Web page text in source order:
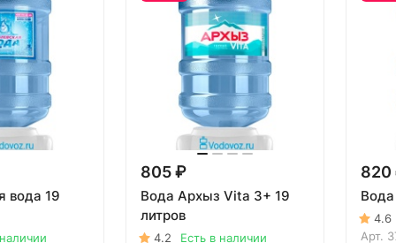
вода 19
805 ₽
Вода Архыз Vita 3+ 19
литров
4.2 Есть в наличии
820
Вода
4.6
Арт.